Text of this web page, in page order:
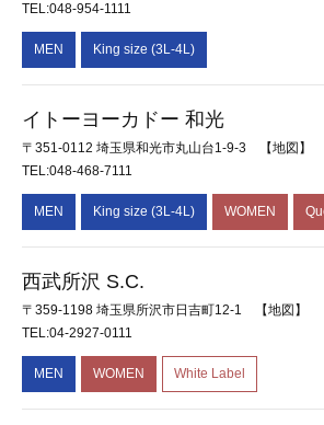
TEL:048-954-1111
MEN King size (3L-4L)
イトーヨーカドー 和光
〒351-0112 埼玉県和光市丸山台1-9-3
【地図】
TEL:048-468-7111
MEN King size (3L-4L) WOMEN
西武所沢 S.C.
〒359-1198 埼玉県所沢市日吉町12-1
【地図】
TEL:04-2927-0111
MEN WOMEN White Label